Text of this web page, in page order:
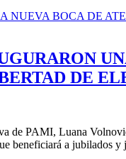
DE
de PAMI, Luana
beneficiará a jubilados y